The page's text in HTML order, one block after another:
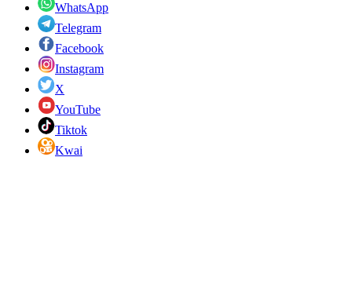
WhatsApp
Telegram
Facebook
Instagram
X
YouTube
Tiktok
Kwai